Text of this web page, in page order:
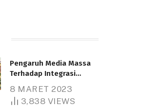
Pengaruh Media Massa
Terhadap Integrasi
8 MARET 2023
3,838 VIEWS